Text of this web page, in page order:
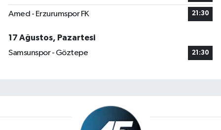
Amed - Erzurumspor FK 21:30
17 Ağustos, Pazartesi
Samsunspor - Göztepe
21:30